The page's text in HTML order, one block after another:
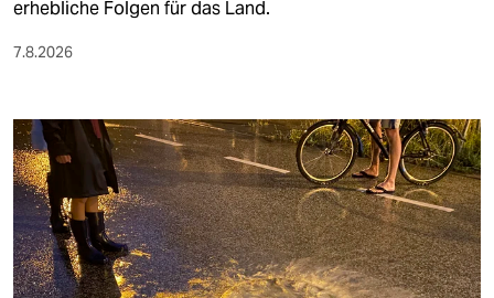
erhebliche Folgen für das Land.
7.8.2026